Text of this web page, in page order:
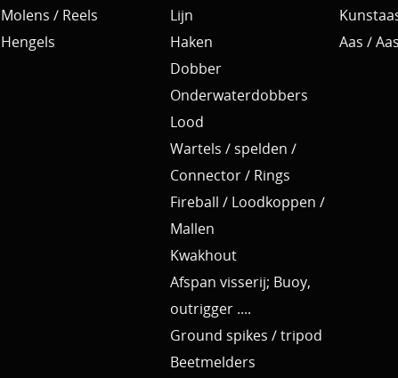
Molens / Reels
Hengels
Lijn
Haken
Dobber
Onderwaterdobbers
Lood
Wartels / spelden /
Connector / Rings
Fireball / Loodkoppen /
Mallen
Kwakhout
Afspan visserij; Buoy,
outrigger ....
Ground spikes / tripod
Beetmelders
Aas /